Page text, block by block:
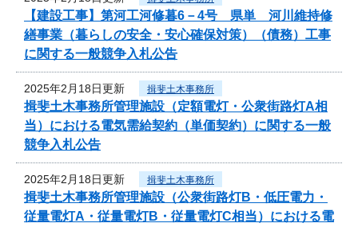
【建設工事】第河工河修暮6－4号 県単 河川維持修
繕事業（暮らしの安全・安心確保対策）（債務）工事
に関する一般競争入札公告
2025年2月18日更新 揖斐土木事務所
揖斐土木事務所管理施設（定額電灯・公衆街路灯A相
当）における電気需給契約（単価契約）に関する一般
競争入札公告
2025年2月18日更新 揖斐土木事務所
揖斐土木事務所管理施設（公衆街路灯B・低圧電力・
従量電灯A・従量電灯B・従量電灯C相当）における電